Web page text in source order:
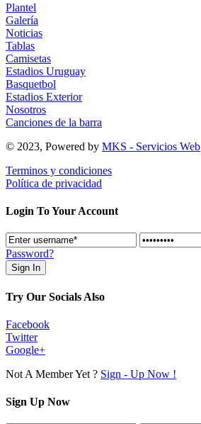
Plantel
Galería
Noticias
Tablas
Camisetas
Estadios Uruguay
Basquetbol
Estadios Exterior
Nosotros
Canciones de la barra
© 2023, Powered by MKS - Servicios Web
Terminos y condiciones
Política de privacidad
Login To Your Account
Password?
Try Our Socials Also
Facebook
Twitter
Google+
Not A Member Yet ? Sign - Up Now !
Sign Up Now